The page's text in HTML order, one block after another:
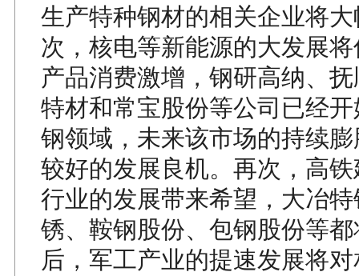
生产特种钢材的相关企业将
次，核电等新能源的大发展
产品消费激增，钢研高纳、
特材和常宝股份等公司已经
钢领域，未来该市场的持续
较好的发展良机。再次，高
行业的发展带来希望，大冶
锈、鞍钢股份、包钢股份等
后，军工产业的提速发展将